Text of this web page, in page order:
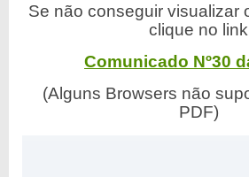
Se não conseguir visualizar
clique no link
Comunicado Nº30
(Alguns Browsers não
PDF)